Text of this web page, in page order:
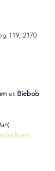
119, 2170
et Biebob
)
volbeat